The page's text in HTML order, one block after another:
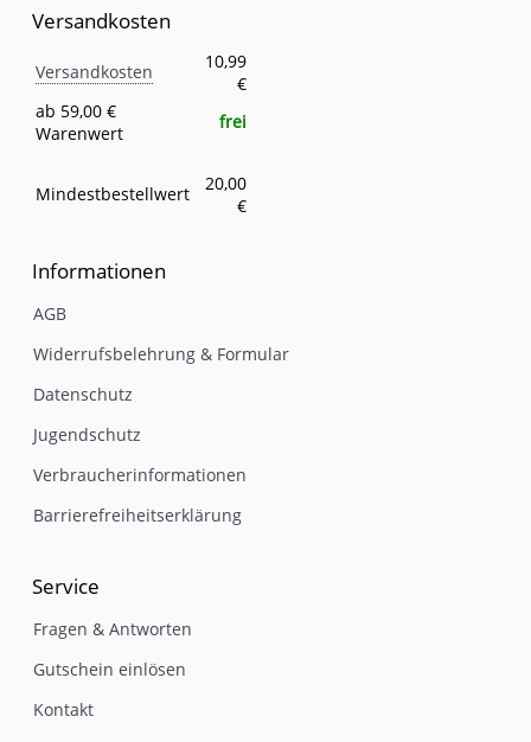
Versandkosten
Versandkosten
10,99
€
ab 59,00 €
Warenwert
frei
Mindestbestellwert
20,00
€
Informationen
AGB
Widerrufsbelehrung & Formular
Datenschutz
Jugendschutz
Verbraucherinformationen
Barrierefreiheitserklärung
Service
Fragen & Antworten
Gutschein einlösen
Kontakt